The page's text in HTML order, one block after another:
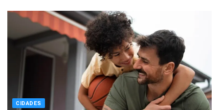
CIDADES